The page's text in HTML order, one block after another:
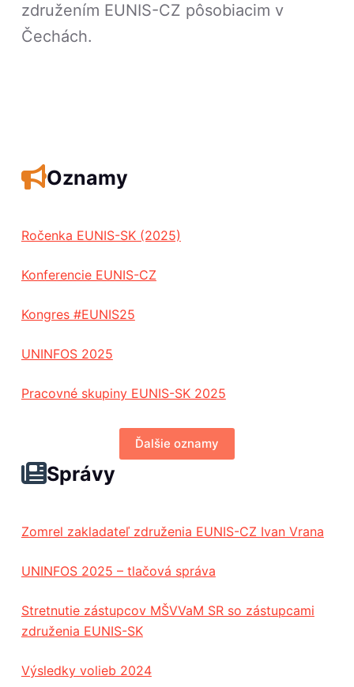
združením EUNIS-CZ pôsobiacim v
Čechách.
Oznamy
Ročenka EUNIS-SK (2025)
Konferencie EUNIS-CZ
Kongres #EUNIS25
UNINFOS 2025
Pracovné skupiny EUNIS-SK 2025
Ďalšie oznamy
Správy
Zomrel zakladateľ združenia EUNIS-CZ Ivan Vrana
UNINFOS 2025 – tlačová správa
Stretnutie zástupcov MŠVVaM SR so zástupcami
združenia EUNIS-SK
Výsledky volieb 2024